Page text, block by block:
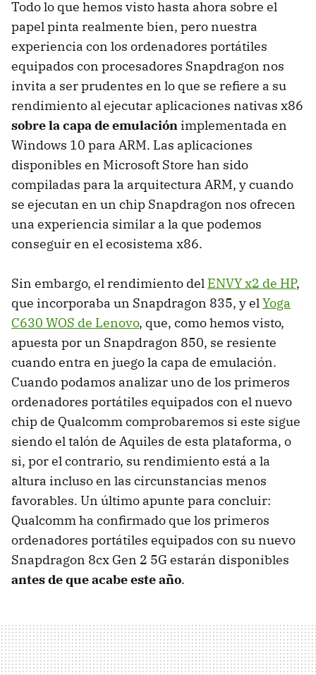
Todo lo que hemos visto hasta ahora sobre el
papel pinta realmente bien, pero nuestra
experiencia con los ordenadores portátiles
equipados con procesadores Snapdragon nos
invita a ser prudentes en lo que se refiere a su
rendimiento al ejecutar aplicaciones nativas x86
sobre la capa de emulación implementada en
Windows 10 para ARM. Las aplicaciones
disponibles en Microsoft Store han sido
compiladas para la arquitectura ARM, y cuando
se ejecutan en un chip Snapdragon nos ofrecen
una experiencia similar a la que podemos
conseguir en el ecosistema x86.
Sin embargo, el rendimiento del ENVY x2 de HP,
que incorporaba un Snapdragon 835, y elYoga
C630 WOS de Lenovo, que, como hemos visto,
apuesta por un Snapdragon 850, se resiente
cuando entra en juego la capa de emulación.
Cuando podamos analizar uno de los primeros
ordenadores portátiles equipados con el nuevo
chip de Qualcomm comprobaremos si este sigue
siendo el talón de Aquiles de esta plataforma, o
si, por el contrario, su rendimiento está a la
altura incluso en las circunstancias menos
favorables. Un último apunte para concluir:
Qualcomm ha confirmado que los primeros
ordenadores portátiles equipados con su nuevo
Snapdragon 8cx Gen 2 5G estarán disponibles
antes de que acabe este año.